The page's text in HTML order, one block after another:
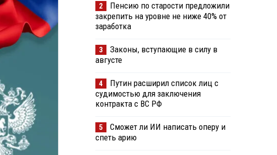
2
Пенсию по старости предложили
закрепить на уровне не ниже 40% от
заработка
3
Законы, вступающие в силу в
августе
4
Путин расширил список лиц с
судимостью для заключения
контракта с ВС РФ
5
Сможет ли ИИ написать оперу и
спеть арию